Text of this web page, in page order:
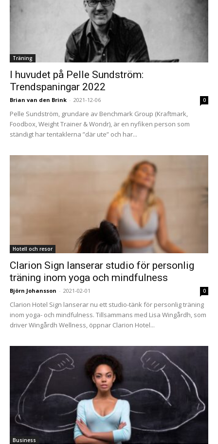
Träning
I huvudet på Pelle Sundström:
Trendspaningar 2022
Brian van den Brink - 2021-12-06 0
Pelle Sundström, grundare av Benchmark Group (Kraftmark,
Foodbox, Weight Trainer & Wondr), är en nyfiken person som
ständigt har tentaklerna ”där ute” och har...
Hotell och resor
Clarion Sign lanserar studio för personlig
träning inom yoga och mindfulness
Björn Johansson - 2021-02-01 0
Clarion Hotel Sign lanserar nu ett studio-tänk för personlig träning
inom yoga- och mindfulness. Tillsammans med Lisa Wingårdh, som
driver Wingårdh Wellness, öppnar Clarion Hotel...
Business